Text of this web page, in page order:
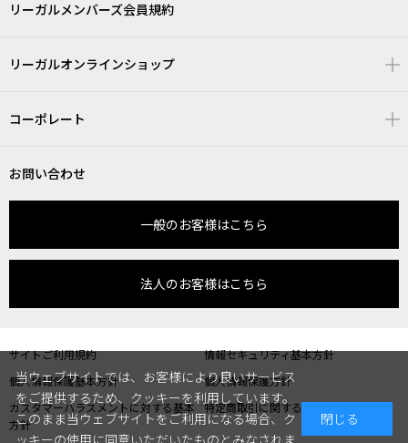
リーガルメンバーズ会員規約
リーガルオンラインショップ
コーポレート
お問い合わせ
一般のお客様はこちら
法人のお客様はこちら
サイトご利用規約
情報セキュリティ基本方針
個人情報保護基本方針
個人情報保護方針
カスタマーハラスメントに対する基本
方針
特定商取引に関する表記
当ウェブサイトでは、お客様により良いサービス
をご提供するため、クッキーを利用しています。
このまま当ウェブサイトをご利用になる場合、ク
閉じる